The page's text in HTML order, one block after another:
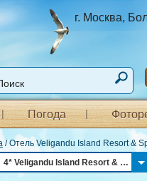
г. Москва,
Погода
/Отель Veligandu Island Resort &
4* Veligandu Island Resort & Spa